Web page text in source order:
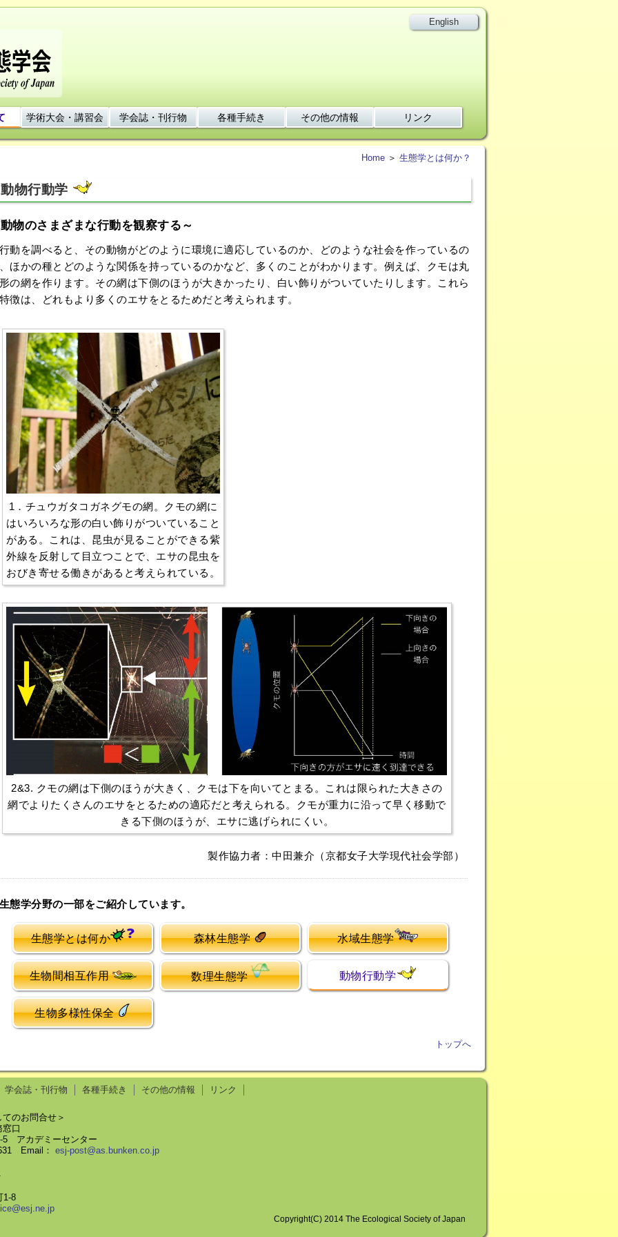
English
学術大会・講習会 学会誌・刊行物 各種手続き その他の情報 リンク
Home ＞ 生態学とは何か？
動物行動学
物のさまざまな行動を観察する～
を調べると、その動物がどのように環境に適応しているのか、どのような社会を作っているの
ほかの種とどのような関係を持っているのかなど、多くのことがわかります。例えば、クモは丸
の網を作ります。その網は下側のほうが大きかったり、白い飾りがついていたりします。これら
徴は、どれもより多くのエサをとるためだと考えられます。
1．チュウガタコガネグモの網。クモの網に
はいろいろな形の白い飾りがついていること
がある。これは、昆虫が見ることができる紫
外線を反射して目立つことで、エサの昆虫を
おびき寄せる働きがあると考えられている。
2&3. クモの網は下側のほうが大きく、クモは下を向いてとまる。これは限られた大きさの
網でよりたくさんのエサをとるための適応だと考えられる。クモが重力に沿って早く移動で
きる下側のほうが、エサに逃げられにくい。
製作協力者：中田兼介（京都女子大学現代社会学部）
態学分野の一部をご紹介しています。
生態学とは何か 森林生態学 水域生態学
生物間相互作用 数理生態学 動物行動学
生物多様性保全
トップへ
学会誌・刊行物 各種手続き その他の情報 リンク
のお問合せ＞
口
5 アカデミーセンター
Email： esj-post@as.bunken.co.jp
1-8
Copyright(C) 2014 The Ecological Society of Japan